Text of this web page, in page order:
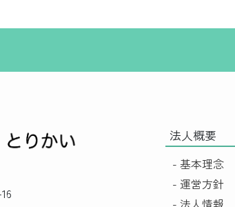
法人概要
- 基本理念
- 運営方針